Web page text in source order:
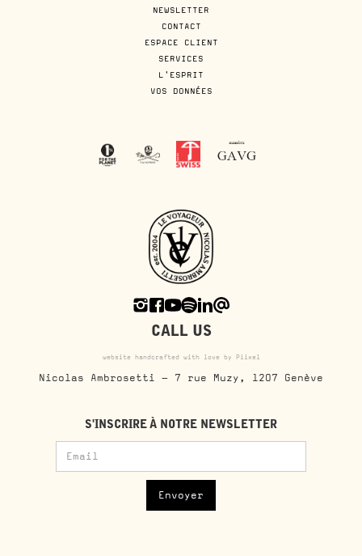
NEWSLETTER
CONTACT
ESPACE CLIENT
SERVICES
L'ESPRIT
VOS DONNÉES
CALL US
website handcrafted with love by Piixel
Nicolas Ambrosetti - 7 rue Muzy, 1207 Genève
S'INSCRIRE À NOTRE NEWSLETTER